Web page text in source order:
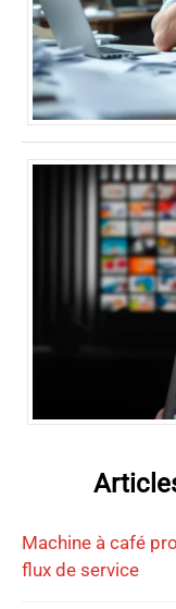
Machine à café
flux de service